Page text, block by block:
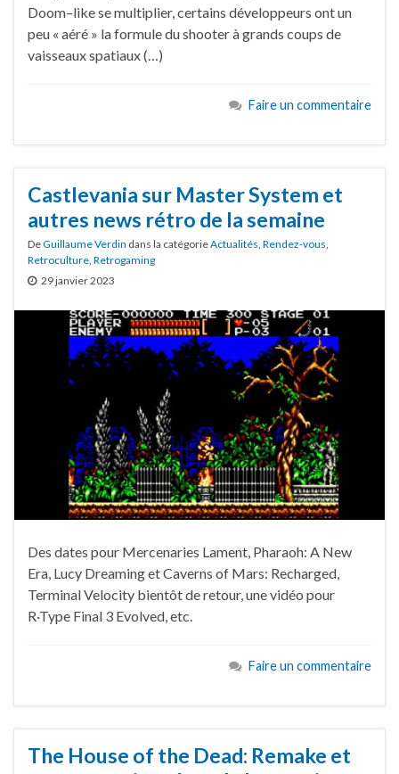
Doom–like se multiplier, certains développeurs ont un
peu « aéré » la formule du shooter à grands coups de
vaisseaux spatiaux (…)
Faire un commentaire
Castlevania sur Master System et
autres news rétro de la semaine
DeGuillaume Verdin dans la catégorieActualités, Rendez-vous,
Retroculture, Retrogaming
29 janvier 2023
Des dates pour Mercenaries Lament, Pharaoh: A New
Era, Lucy Dreaming et Caverns of Mars: Recharged,
Terminal Velocity bientôt de retour, une vidéo pour
R·Type Final 3 Evolved, etc.
Faire un commentaire
The House of the Dead: Remake et